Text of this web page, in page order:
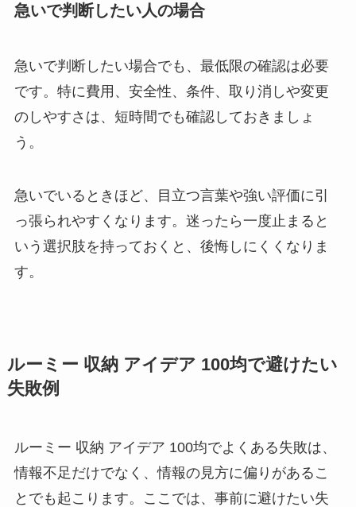
急いで判断したい人の場合
急いで判断したい場合でも、最低限の確認は必要
です。特に費用、安全性、条件、取り消しや変更
のしやすさは、短時間でも確認しておきましょ
う。
急いでいるときほど、目立つ言葉や強い評価に引
っ張られやすくなります。 迷ったら一度止まる と
いう選択肢を持っておくと、後悔しにくくなりま
す。
ルーミー 収納 アイデア 100均で避けたい
失敗例
ルーミー 収納 アイデア 100均でよくある失敗は、
情報不足だけでなく、情報の見方に偏りがあるこ
とでも起こります。ここでは、事前に避けたい失